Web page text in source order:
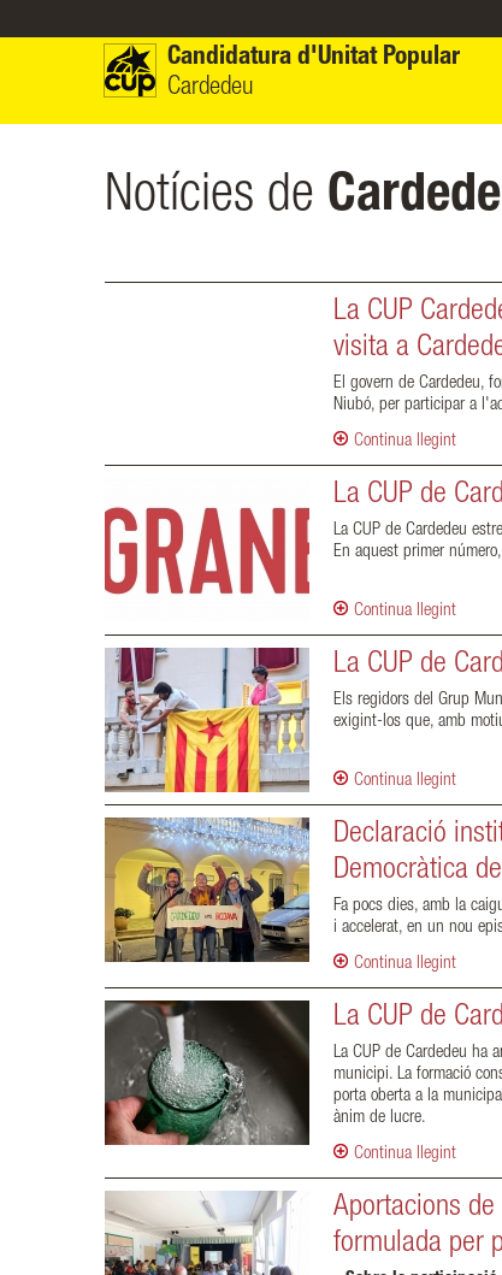
Candidatura d'Unitat Popular
Cardedeu
Notícies de
La CUP
visita a
El govern de Cardedeu,
Niubó, per participar a
Continua llegint
La CUP de
La CUP de Cardedeu
En aquest primer
Continua llegint
La CUP de
Els regidors del Grup
exigint-los que, amb
Continua llegint
Declaració
Democràtica
Fa pocs dies, amb la
i accelerat, en un nou
Continua llegint
La CUP de
La CUP de Cardedeu ha
municipi. La formació
porta oberta a la
ànim de lucre.
Continua llegint
Aportacions
formulada per